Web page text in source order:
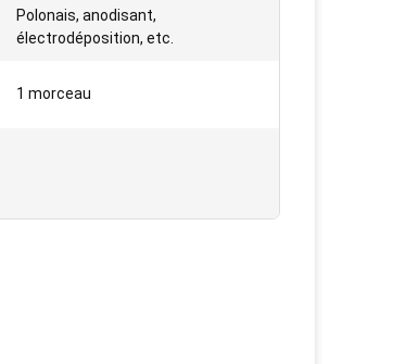
Polonais, anodisant,
électrodéposition, etc.
1 morceau